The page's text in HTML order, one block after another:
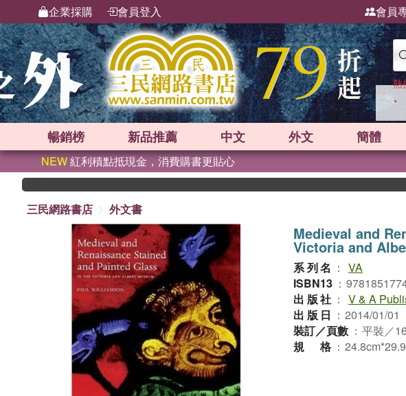
企業採購 會員登入 會員
熱
、
暢銷榜 新品推薦 中文 外文 簡體
NEW紅利積點抵現金，消費購書更貼心
三民網路書店
外文書
Medieval and
Victoria and
系列名 ： VA
ISBN13 ：
出版社 ： V & A
出版日 ： 2014/01/01
裝訂／頁數 ： 平裝／
規格 ：